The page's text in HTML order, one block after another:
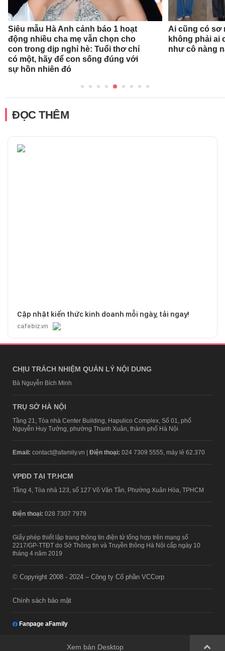
Siêu mẫu Hà Anh cảnh báo 1 hoạt
động nhiều cha mẹ vẫn chọn cho
con trong dịp nghỉ hè: Tuổi thơ chỉ
có một, hãy để con sống đúng với
sự hồn nhiên đó
Ai cũng có sơ
không phải ai
như cô nàng
ĐỌC THÊM
Cập nhật kiến thức kinh doanh mỗi ngày, tải ngay!
cafebiz.vn
CHỊU TRÁCH NHIỆM QUẢN LÝ NỘI DUNG
Bà Nguyễn Bích Minh
TRỤ SỞ HÀ NỘI
Tầng 21, Tòa nhà Center Building, Hapulico Complex, Số 01, phố
Nguyễn Huy Tưởng, phường Thanh Xuân, thành phố Hà Nội
Email: contact@afamily.vn | Điện thoại: 024 7309 5555, máy lẻ 62.370
VPĐD TẠI TP.HCM
Tầng 4, Tòa nhà 123, số 127 Võ Văn Tần, Phường Xuân Hòa, TPHCM
Điện thoại: 028 7307 7979
Giấy phép thiết lập trang thông tin điện tử tổng hợp trên mạng số
2217/GP-TTĐT do Sở Thông tin và Truyền thông Hà Nội cấp ngày 10
tháng 4 năm 2019
© Copyright 2008 - 2024 – Công ty Cổ phần VCCorp
Chính sách bảo mật
Fanpage aFamily
Xem bản Desktop